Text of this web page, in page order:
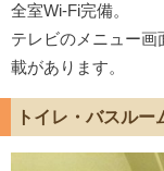
全室Wi-Fi完備。
テレビのメニュー
載があります。
トイレ・バスルー